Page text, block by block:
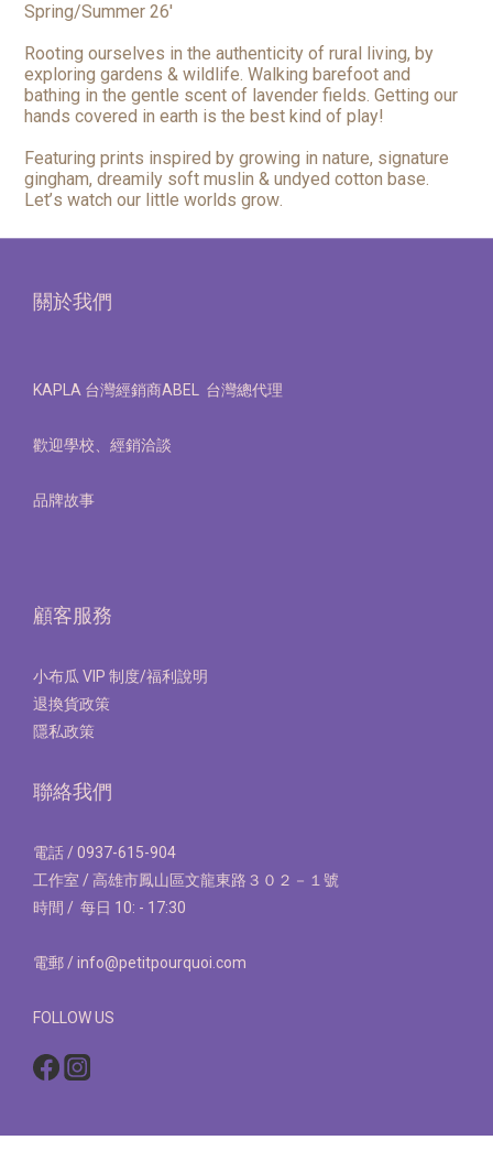
Spring/Summer 26'
Rooting ourselves in the authenticity of rural living, by
exploring gardens & wildlife. Walking barefoot and
bathing in the gentle scent of lavender fields. Getting our
hands covered in earth is the best kind of play!
Featuring prints inspired by growing in nature, signature
gingham, dreamily soft muslin & undyed cotton base.
Let’s watch our little worlds grow.
關於我們
KAPLA 台灣經銷商ABEL 台灣總代理
歡迎學校、經銷洽談
品牌故事
顧客服務
小布瓜 VIP 制度/福利說明
退換貨政策
隱私政策
聯絡我們
電話 / 0937-615-904
工作室 / 高雄市鳳山區文龍東路３０２－１號
時間 / 每日 10: - 17:30
電郵 / info@petitpourquoi.com
FOLLOW US